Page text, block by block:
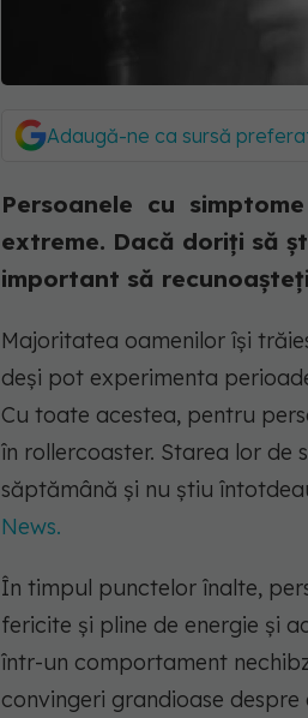
Adaugă-ne ca sursă
Persoanele cu
extreme. Dacă doriți să
important să
Majoritatea oamenilor își
deși pot experimenta
Cu toate acestea, pentru
în rollercoaster. Starea lor de
săptămână și nu știu
News.
În timpul punctelor înalte,
fericite și pline de energie și
într-un comportament
convingeri grandioase